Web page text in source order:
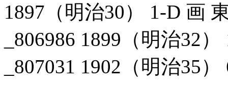
1897（明治30） 1-D 画
_806986 1899（明治32
_807031 1902（明治35